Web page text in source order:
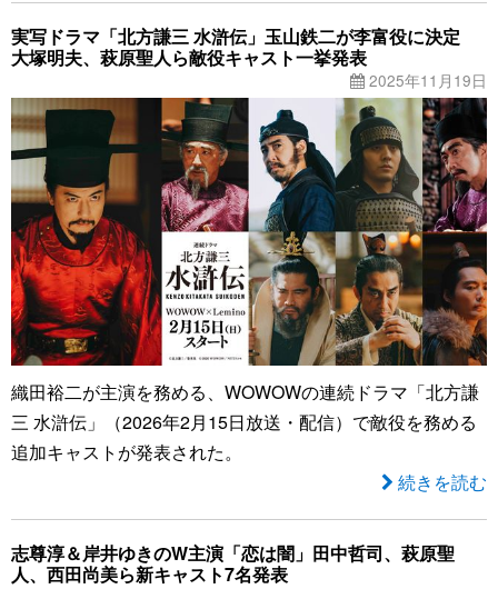
実写ドラマ「北方謙三 水滸伝」玉山鉄二が李富役に決定
大塚明夫、萩原聖人ら敵役キャスト一挙発表
2025年11月19日
織田裕二が主演を務める、WOWOWの連続ドラマ「北方謙
三 水滸伝」（2026年2月15日放送・配信）で敵役を務める
追加キャストが発表された。
続きを読む
志尊淳＆岸井ゆきのW主演「恋は闇」田中哲司、萩原聖
人、西田尚美ら新キャスト7名発表